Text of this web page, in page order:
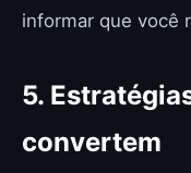
informar que você
5.
convertem